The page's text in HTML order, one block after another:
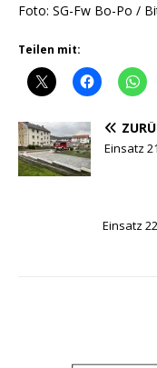
Foto: SG-Fw Bo-Po /
Teilen mit:
Einsatz
Einsatz